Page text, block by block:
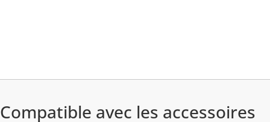
Compatible avec les accessoires